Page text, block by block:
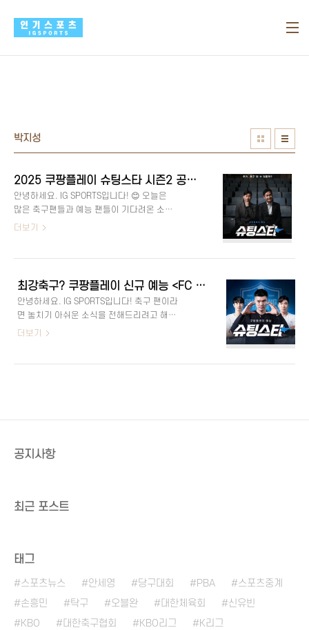
박지성
2025 쿠팡플레이 슈팅스타 시즌2 공개 확정 – 출연진·직관 이벤트·K3리그 도전 총정리
안녕하세요. IG SPORTS입니다! 😊 오늘은
많은 축구팬들과 예능 팬들이 기다려온 소
식, 쿠팡플레이의 인기 축구 예능 ‘슈팅스타’
하고 더 강력하게 돌아온다고 해요. 2025년
하반기 공개가 확정된 만큼, 어떤 변화와 업
그레이드가 있을지 하나씩 살펴볼게요! 👇 ⚽
슈팅스타 시즌1 하이라이트 ⭐ ‘슈팅스타 시
즌 2’ 공개 확정!항목내용프로그램명슈팅스
년 하반기연출조효진 PD장르성장형 축구 예
더보기
최강축구? 쿠팡플레이 신규 예능 <FC 슈팅스타> 방송 소개! [K4리그 박지성 최용수 설기현 김영광 라인업]
안녕하세요. IG SPORTS입니다! 축구 팬이라
면 놓치기 아쉬운 소식을 전해드리려고 해
요. 바로 쿠팡플레이에서 새롭게 공개하는
사스튜디오 가온공개일2024년 11월제공쿠
요. 특히, 박지성 단장과 최용수 감독이 이끄
더보기
공지사항
최근 포스트
태그
스포츠뉴스 안세영 당구대회 PBA
스포츠중계
손흥민
탁구 오블완 대한체육회
신유빈
KBO
대한축구협회 KBO리그
K리그